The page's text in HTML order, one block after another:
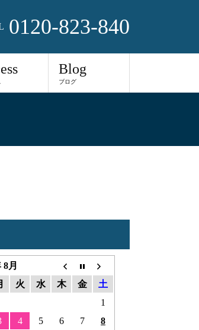
0120-823-840
Blog
ブログ
8月
火 水 木 金
土
1
4 5 6 7
8